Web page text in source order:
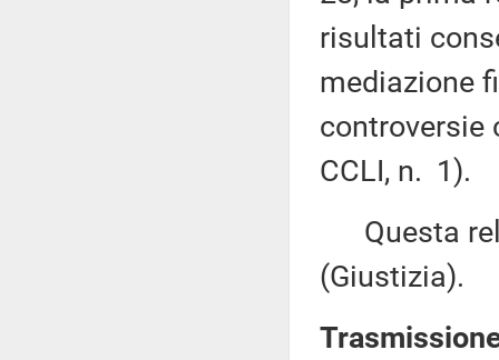
risultati
mediazione
controversie
CCLI, n. 1).
Questa
(Giustizia).